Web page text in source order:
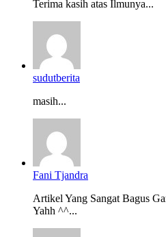
Terima kasih atas Ilmunya...
sudutberita
masih...
Fani Tjandra
Artikel Yang Sangat Bagus
Yahh ^^...